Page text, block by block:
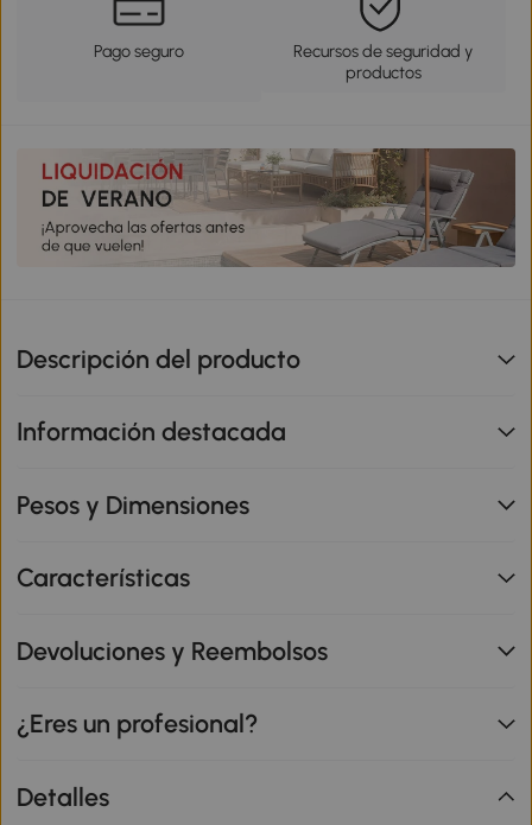
Pago seguro
Recursos de seguridad y
productos
Descripción del producto
Información destacada
Pesos y Dimensiones
Características
Devoluciones y Reembolsos
¿Eres un profesional?
Detalles